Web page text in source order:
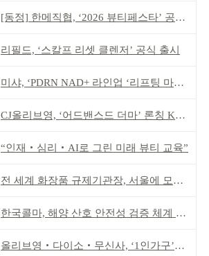
[동정] 한메직협, ‘2026 뷰티페스타’ 공동 주최
리필드, ‘스칼프 리셋 클렌저’ 공식 출시
미샤, ‘PDRN NAD+ 라인업 ‘리프팅 마스크’ 출시
CJ올리브영, ‘어드밴스드 더마’ 론칭 K더마 육성 박차
“인재‧심리‧AI로 그린 미래 뷰티 교육”
전 세계 화장품 규제기관장, 서울에 모인다
한국콜마, 해양 산호 안전성 검증 체계 구축
올리브영‧다이소‧무신사, ‘1인가구’가 이끈다